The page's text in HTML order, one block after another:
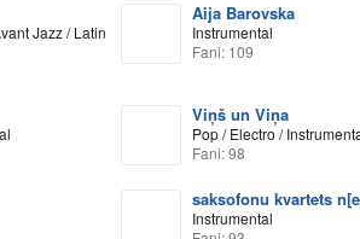
Jazz / Latin
Aija Barovska
Instrumental
Fani: 109
Viņš un Viņa
Pop / Electro /
Fani: 98
saksofonu kvartets
Instrumental